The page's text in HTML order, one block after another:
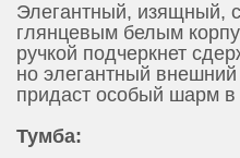
Элегантный, изящный,
глянцевым белым
ручкой подчеркнет
но элегантный
придаст особый шарм
Тумба: